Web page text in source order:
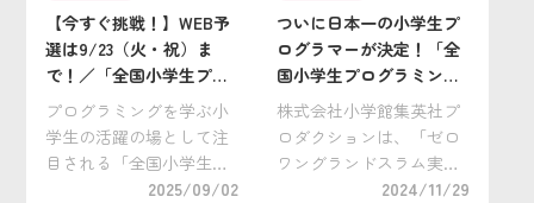
【今すぐ挑戦！】WEB予
選は9/23（火・祝）ま
で！／「全国小学生プロ
グラミング大会 ゼロワン
グランドスラム」
プログラミングを学ぶ小
学生の活躍の場として注
目される「全国小学生プ
ログラミング大会 ゼロワ
2025/09/02
ついに日本一の小学生プ
ログラマーが決定！「全
国小学生プログラミング
大会 ゼロワングランドス
ラム2024」の決勝大会が
12月8日(日)に開催
株式会社小学館集英社プ
ロダクションは、「ゼロ
ワングランドスラム実行
委員会」の一員として、
2024/11/29